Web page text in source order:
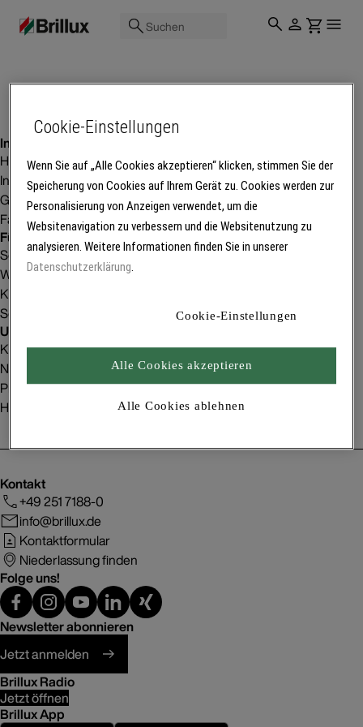
Suchen
Inspiration
Homestorys
Innenraumgestaltung
Gebäudeprojekte
Fachbetriebsfinder
Für Betriebe
Service
Weiterbildung
Kunden gewinnen
Software
Unser Unternehmen
Karriere
Nachhaltigkeit
Presse
Handelspartner
Kontakt
+49 251 7188-0
info@brillux.de
Kontaktformular
Niederlassung finden
Folge uns!
Newsletter abonnieren
Jetzt anmelden
Brillux Radio
Jetzt öffnen
Brillux App
Cookie-Einstellungen
Wenn Sie auf „Alle Cookies akzeptieren“ klicken, stimmen Sie der
Speicherung von Cookies auf Ihrem Gerät zu. Cookies werden zur
Personalisierung von Anzeigen verwendet, um die
Websitenavigation zu verbessern und die Websitenutzung zu
analysieren. Weitere Informationen finden Sie in unserer
Datenschutzerklärung.
Cookie-Einstellungen
Alle Cookies ablehnen
Alle Cookies akzeptieren